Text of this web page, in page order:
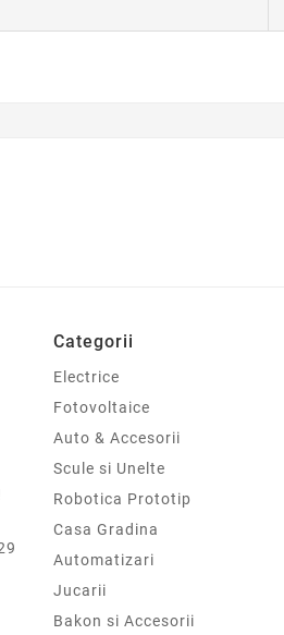
Categorii
Electrice
Fotovoltaice
Auto & Accesorii
Scule si Unelte
Robotica Prototip
Casa Gradina
Automatizari
Jucarii
Bakon si Accesorii